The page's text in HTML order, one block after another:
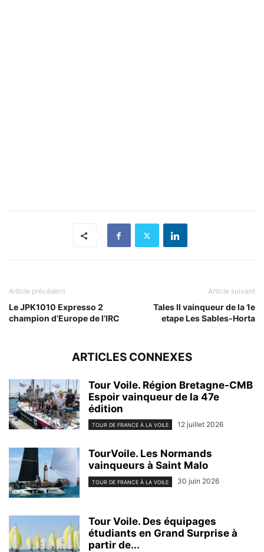
Article précédent
Le JPK1010 Expresso 2
champion d’Europe de l’IRC
Article suivant
Tales II vainqueur de la 1e
etape Les Sables-Horta
ARTICLES CONNEXES
Tour Voile. Région Bretagne-CMB
Espoir vainqueur de la 47e
édition
TOUR DE FRANCE À LA VOILE 12 juillet 2026
TourVoile. Les Normands
vainqueurs à Saint Malo
TOUR DE FRANCE À LA VOILE 30 juin 2026
Tour Voile. Des équipages
étudiants en Grand Surprise à
partir de...